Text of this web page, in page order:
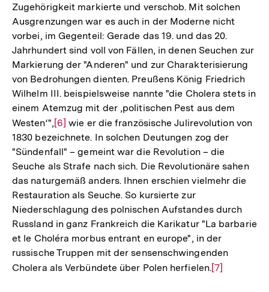
Zugehörigkeit markierte und verschob. Mit solchen
Ausgrenzungen war es auch in der Moderne nicht
vorbei, im Gegenteil: Gerade das 19. und das 20.
Jahrhundert sind voll von Fällen, in denen Seuchen zur
Markierung der "Anderen" und zur Charakterisierung
von Bedrohungen dienten. Preußens König Friedrich
Wilhelm III. beispielsweise nannte "die Cholera stets in
einem Atemzug mit der ‚politischen Pest aus dem
Westen‘",Zur
Auflösung
der
Fußnote
[6] wie er die französische Julirevolution von
1830 bezeichnete. In solchen Deutungen zog der
"Sündenfall" – gemeint war die Revolution – die
Seuche als Strafe nach sich. Die Revolutionäre sahen
das naturgemäß anders. Ihnen erschien vielmehr die
Restauration als Seuche. So kursierte zur
Niederschlagung des polnischen Aufstandes durch
Russland in ganz Frankreich die Karikatur "La barbarie
et le Choléra morbus entrant en europe", in der
russische Truppen mit der sensenschwingenden
Cholera als Verbündete über Polen herfielen.Zur
[7]